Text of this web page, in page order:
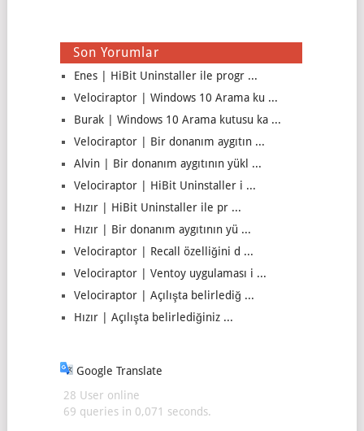
Son Yorumlar
Enes | HiBit Uninstaller ile progr ...
Velociraptor | Windows 10 Arama ku ...
Burak | Windows 10 Arama kutusu ka ...
Velociraptor | Bir donanım aygıtın ...
Alvin | Bir donanım aygıtının yükl ...
Velociraptor | HiBit Uninstaller i ...
Hızır | HiBit Uninstaller ile pr ...
Hızır | Bir donanım aygıtının yü ...
Velociraptor | Recall özelliğini d ...
Velociraptor | Ventoy uygulaması i ...
Velociraptor | Açılışta belirlediğ ...
Hızır | Açılışta belirlediğiniz ...
Google Translate
28 User online
69 queries in 0,071 seconds.